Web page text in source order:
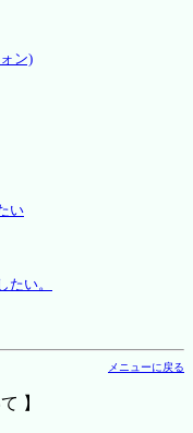
ン)
い
い。
メニューに戻る
】